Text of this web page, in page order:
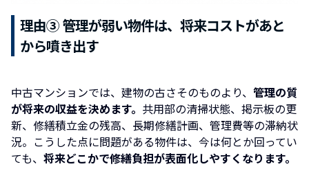
理由③ 管理が弱い物件は、将来コストがあと
から噴き出す
中古マンションでは、建物の古さそのものより、 管理の質
が将来の収益を決めます。 共用部の清掃状態、掲示板の更
新、修繕積立金の残高、長期修繕計画、管理費等の滞納状
況。こうした点に問題がある物件は、今は何とか回ってい
ても、 将来どこかで修繕負担が表面化しやすくなります。